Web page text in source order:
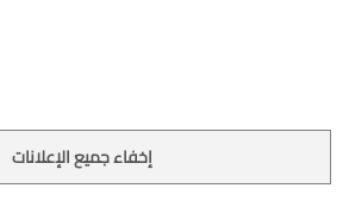
إخفاء جميع الإعلانات